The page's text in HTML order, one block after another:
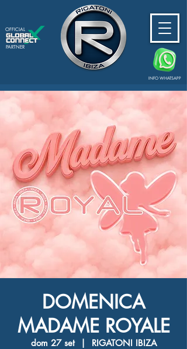
PARTNER
OFFICIAL
INFO WHATSAPP
DOMENICA
MADAME ROYALE
dom 27 set
  |
RIGATONI IBIZA